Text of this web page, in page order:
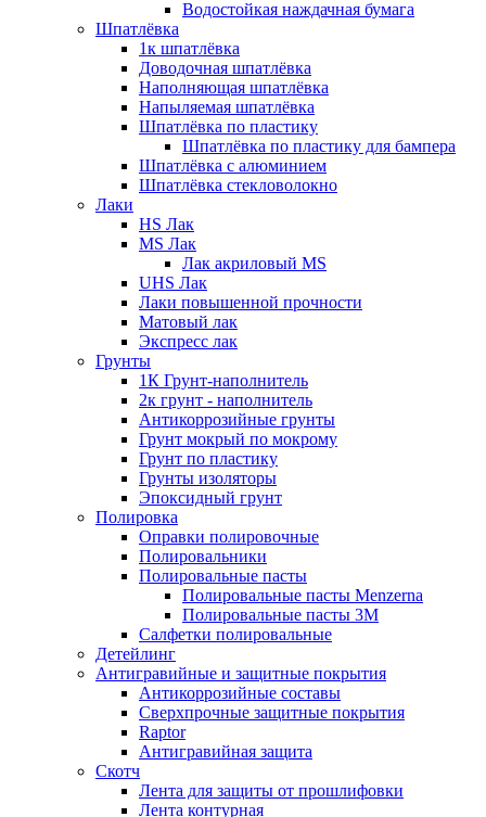
Водостойкая наждачная бумага
Шпатлёвка
1к шпатлёвка
Доводочная шпатлёвка
Наполняющая шпатлёвка
Напыляемая шпатлёвка
Шпатлёвка по пластику
Шпатлёвка по пластику для бампера
Шпатлёвка с алюминием
Шпатлёвка стекловолокно
Лаки
HS Лак
MS Лак
Лак акриловый MS
UHS Лак
Лаки повышенной прочности
Матовый лак
Экспресс лак
Грунты
1К Грунт-наполнитель
2к грунт - наполнитель
Антикоррозийные грунты
Грунт мокрый по мокрому
Грунт по пластику
Грунты изоляторы
Эпоксидный грунт
Полировка
Оправки полировочные
Полировальники
Полировальные пасты
Полировальные пасты Menzerna
Полировальные пасты 3M
Салфетки полировальные
Детейлинг
Антигравийные и защитные покрытия
Антикоррозийные составы
Сверхпрочные защитные покрытия
Raptor
Антигравийная защита
Скотч
Лента для защиты от прошлифовки
Лента контурная